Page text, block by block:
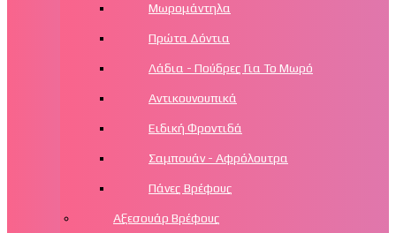
Μωρομάντηλα
Πρώτα Δόντια
Λάδια - Πούδρες Για Το Μωρό
Αντικουνουπικά
Ειδική Φροντιδά
Σαμπουάν - Αφρόλουτρα
Πάνες Βρέφους
Αξεσουάρ Βρέφους